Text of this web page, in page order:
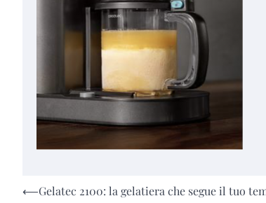
Navigazione
⟵Gelatec 2100: la gelatiera che segue il tuo